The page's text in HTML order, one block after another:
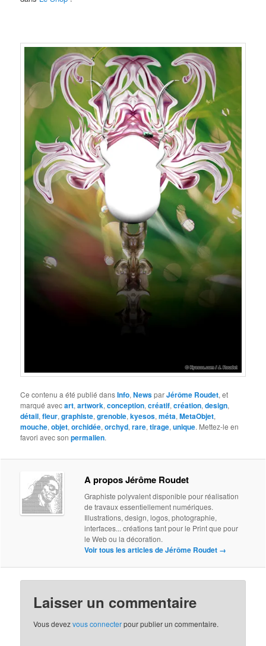
Ce contenu a été publié dansInfo,NewsparJérôme Roudet, et
marqué avecart,artwork,conception,créatif,création,design,
détail,fleur,graphiste,grenoble,kyesos,méta,MetaObjet,
mouche,objet,orchidée,orchyd,rare,tirage,unique. Mettez-le en
favori avec sonpermalien.
A propos Jérôme Roudet
Graphiste polyvalent disponible pour réalisation
de travaux essentiellement numériques.
Illustrations, design, logos, photographie,
interfaces... créations tant pour le Print que pour
le Web ou la décoration.
Voir tous les articles de Jérôme Roudet →
Laisser un commentaire
Vous devezvous connecterpour publier un commentaire.